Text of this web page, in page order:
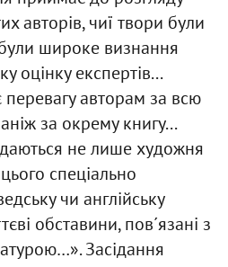
авторів, чиї твори були
широке визнання
оцінку експертів...
авторам за всю
аніж за окрему книгу...
не лише художня
спеціально
чи англійську
обставини, пов´язані з
Засідання